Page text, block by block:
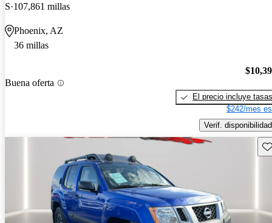
S 107,861 millas
Phoenix, AZ
36 millas
Buena oferta
El precio incluye tasas
$242/mes
Verif. disponibilidad